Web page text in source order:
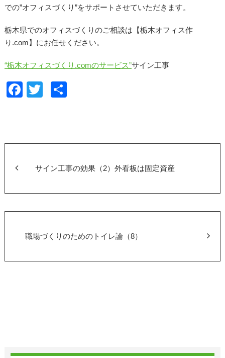
での”オフィスづくり”をサポートさせていただきます。
栃木県でのオフィスづくりのご相談は【栃木オフィス作
り.com】にお任せください。
“栃木オフィスづくり.comのサービス”サイン工事
F
サイン工事の効果（2）外看板は固定資産
職場づくりのためのトイレ論（8）